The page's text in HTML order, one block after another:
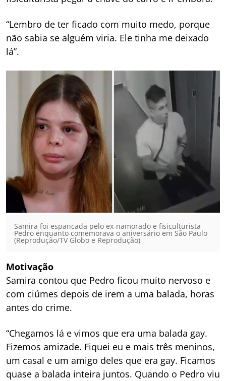
“Lembro de ter ficado com muito medo, porque
não sabia se alguém viria. Ele tinha me deixado
lá”.
Samira foi espancada pelo ex-namorado e fisiculturista
Pedro enquanto comemorava o aniversário em São Paulo
(Reprodução/TV Globo e Reprodução)
Motivação
Samira contou que Pedro ficou muito nervoso e
com ciúmes depois de irem a uma balada, horas
antes do crime.
“Chegamos lá e vimos que era uma balada gay.
Fizemos amizade. Fiquei eu e mais três meninos,
um casal e um amigo deles que era gay. Ficamos
quase a balada inteira juntos. Quando o Pedro viu